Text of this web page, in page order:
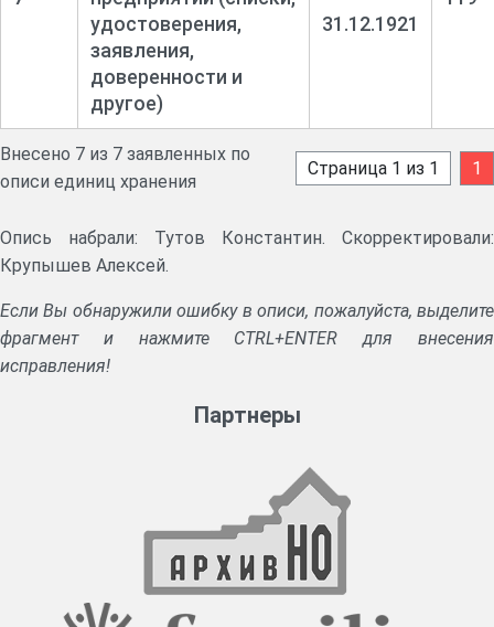
удостоверения,
заявления,
доверенности и
другое)
31.12.1921
Внесено 7 из 7 заявленных по
описи единиц хранения
Страница 1 из 1 1
Опись набрали: Тутов Константин. Скорректировали:
Крупышев Алексей.
Если Вы обнаружили ошибку в описи, пожалуйста, выделите
фрагмент и нажмите CTRL+ENTER для внесения
исправления!
Партнеры